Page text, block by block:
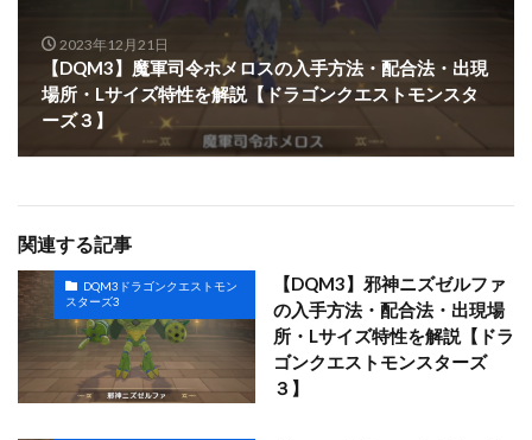
2023年12月21日
【DQM3】魔軍司令ホメロスの入手方法・配合法・出現
場所・Lサイズ特性を解説【ドラゴンクエストモンスタ
ーズ３】
関連する記事
DQM3ドラゴンクエストモン
スターズ3
【DQM3】邪神ニズゼルファ
の入手方法・配合法・出現場
所・Lサイズ特性を解説【ドラ
ゴンクエストモンスターズ
３】